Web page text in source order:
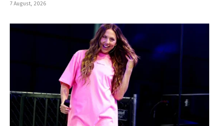
7 August, 2026